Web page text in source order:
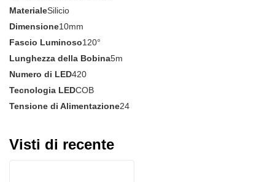
MaterialeSilicio
Dimensione10mm
Fascio Luminoso120°
Lunghezza della Bobina5m
Numero di LED420
Tecnologia LEDCOB
Tensione di Alimentazione24
Visti di recente